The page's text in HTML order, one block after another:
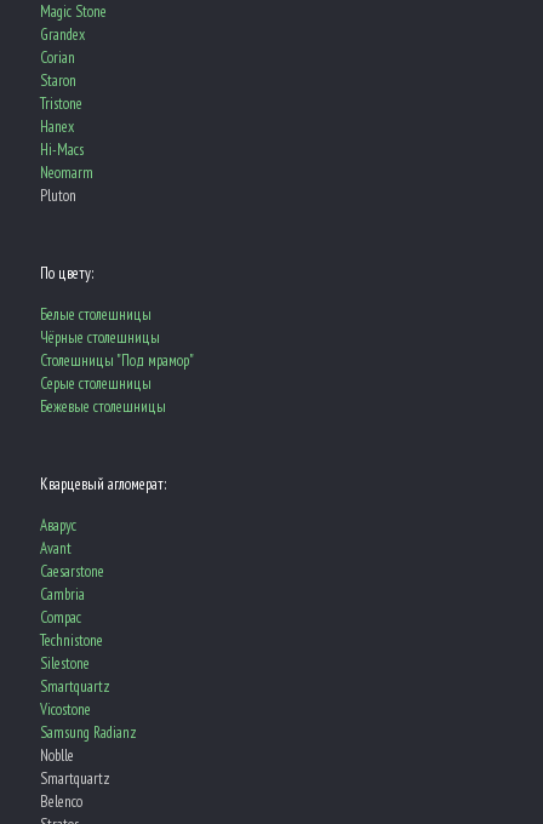
Magic Stone
Grandex
Corian
Staron
Tristone
Hanex
Hi-Macs
Neomarm
Pluton
По цвету:
Белые столешницы
Чёрные столешницы
Столешницы "Под мрамор"
Серые столешницы
Бежевые столешницы
Кварцевый агломерат:
Aварус
Avant
Caesarstone
Cambria
Compac
Technistone
Silestone
Smartquartz
Vicostone
Samsung Radianz
Noblle
Smartquartz
Belenco